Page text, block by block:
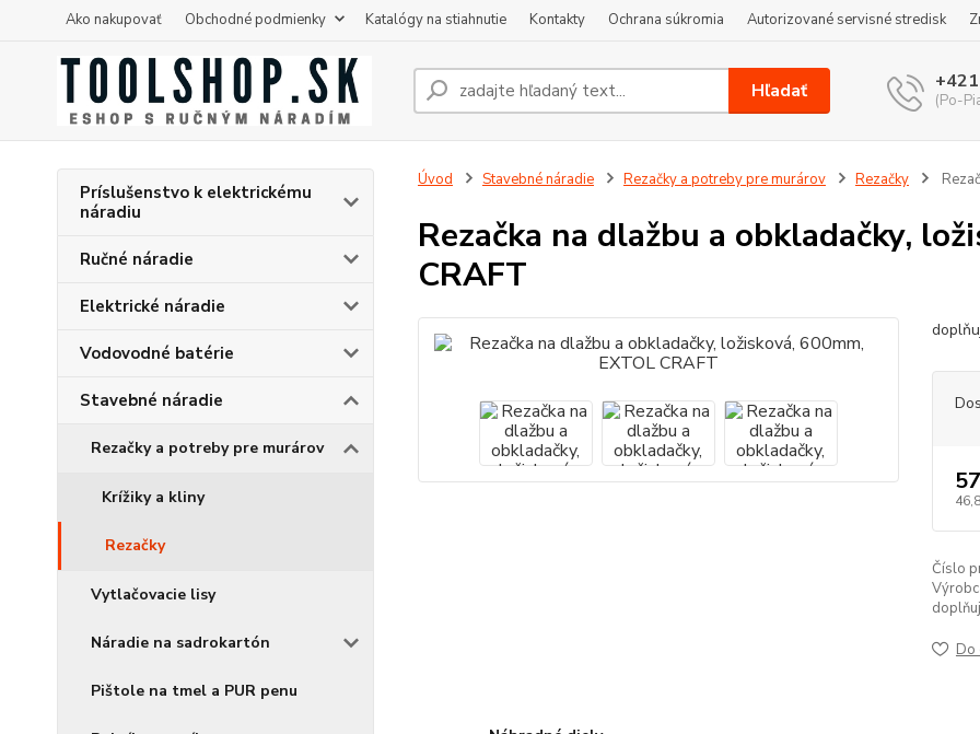
Ako nakupovať Obchodné podmienky Katalógy na stiahnutie Kontakty Ochrana súkromia Autorizované servisné stredisk
Hľadať (Po-
Príslušenstvo k elektrickému
náradiu
Ručné náradie
Elektrické náradie
Vodovodné batérie
Stavebné náradie
Rezačky a potreby pre murárov
Krížiky a kliny
Rezačky
Vytlačovacie lisy
Náradie na sadrokartón
Pištole na tmel a PUR penu
Úvod Stavebné náradie Rezačky a potreby pre murárov Rezačky
Rezačka na dlažbu a obkladačky,
CRAFT
Číslo
Do